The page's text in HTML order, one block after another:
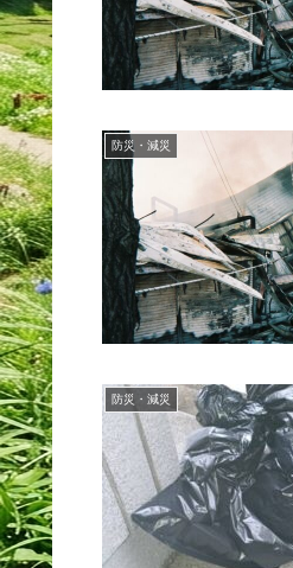
防災・減災
防災・減災